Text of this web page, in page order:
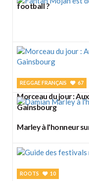
football ?
REGGAE FRANÇAIS 67
Morceau du jour :
Gainsbourg
Marley à l'honneur
ROOTS 10